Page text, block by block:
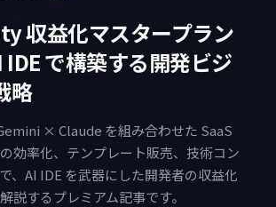
収益化マスタープラン
で構築する開発ビジ
略
× Claude を組み合わせた SaaS
効率化、テンプレート販売、技術コン
、AI IDE を武器にした開発者の収益化
説するプレミアム記事です。